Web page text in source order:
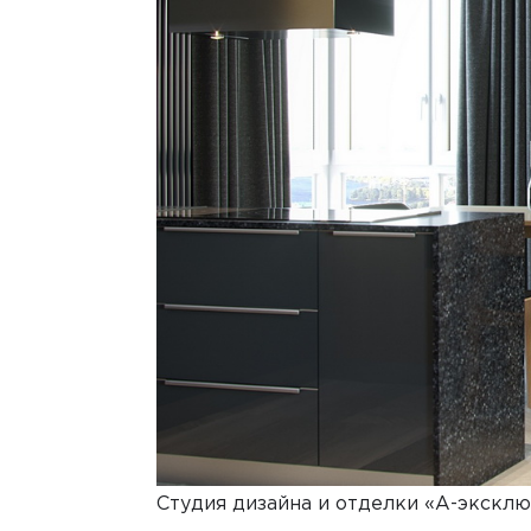
Студия дизайна и отделки «А-